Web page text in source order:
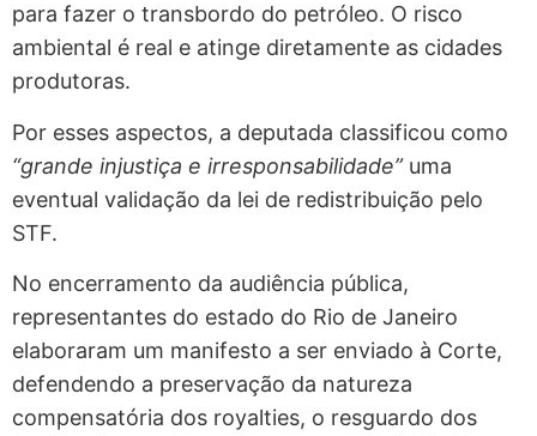
para fazer o transbordo do petróleo. O risco
ambiental é real e atinge diretamente as cidades
produtoras.
Por esses aspectos, a deputada classificou como
“grande injustiça e irresponsabilidade”uma
eventual validação da lei de redistribuição pelo
STF.
No encerramento da audiência pública,
representantes do estado do Rio de Janeiro
elaboraram um manifesto a ser enviado à Corte,
defendendo a preservação da natureza
compensatória dos royalties, o resguardo dos